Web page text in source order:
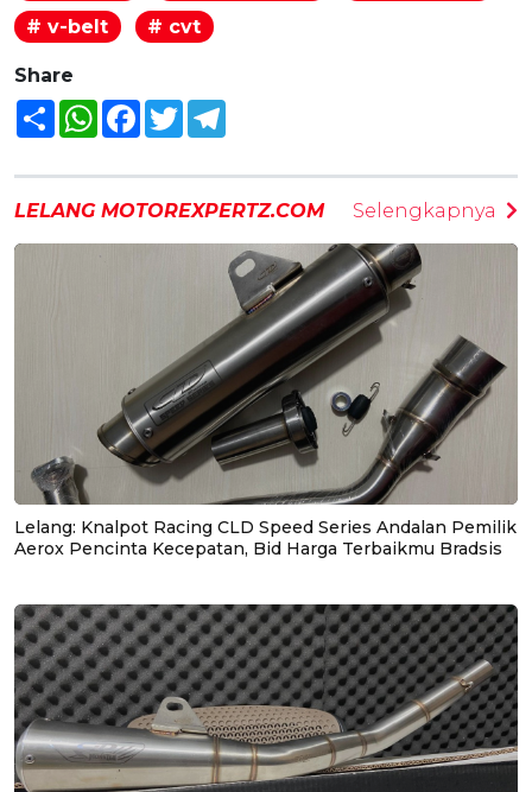
# v-belt
# cvt
Share
Share WhatsAppFacebook
Twitter
LELANG MOTOREXPERTZ.COM Selengkapnya
Lelang: Knalpot Racing CLD Speed Series Andalan Pemilik
Aerox Pencinta Kecepatan, Bid Harga Terbaikmu Bradsis